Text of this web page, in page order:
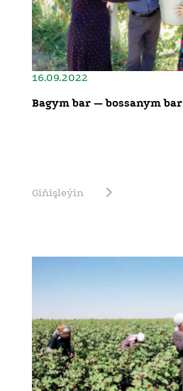
16.09.2022
Bagym bar — bossanym bar
Giňişleýin